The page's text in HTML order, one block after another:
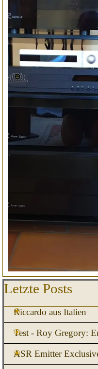
Block überspringen
Letzte Posts
Riccardo aus Italien
Test - Roy Gregory:
ASR Emitter